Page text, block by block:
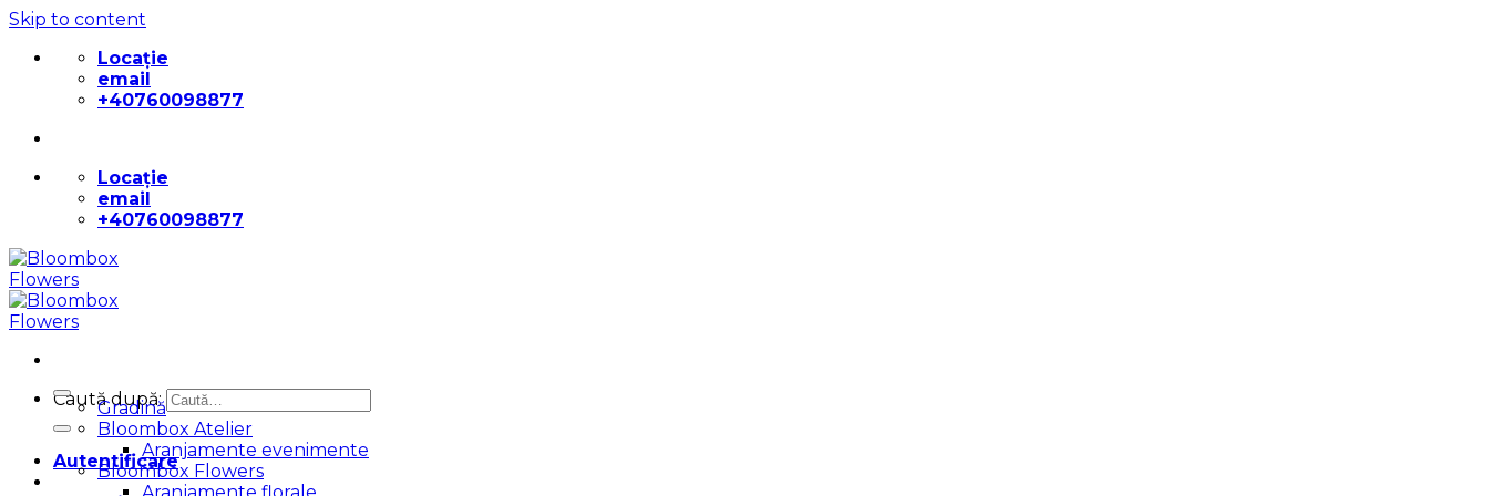
Skip to content
Locație
email
+40760098877
Locație
email
+40760098877
Caută după:
Autentificare
Gradină
Bloombox Atelier
Aranjamente evenimente
Bloombox Flowers